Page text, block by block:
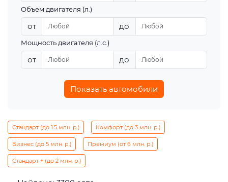
Объем двигателя (л.)
от до
Мощность двигателя (л.с.)
от до
Показать автомобили
Стандарт (до 1.5 млн. р.) Комфорт (до 3 млн. р.)
Бизнес (до 5 млн. р.) Премиум (от 6 млн. р.)
Стандарт + (до 2 млн. р.)